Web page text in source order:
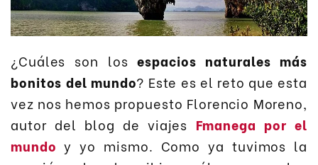
¿Cuáles son losespacios naturales más
bonitos del mundo? Este es el reto que esta
vez nos hemos propuesto Florencio Moreno,
autor del blog de viajes Fmanega por el
mundo y yo mismo. Como ya tuvimos la